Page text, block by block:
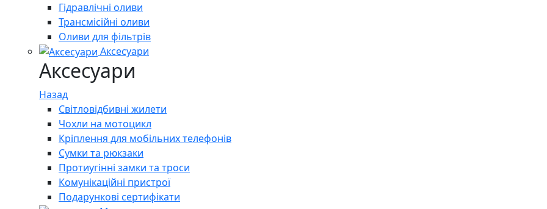
Гідравлічні оливи
Трансмісійні оливи
Оливи для фільтрів
Аксесуари
Аксесуари
Назад
Світловідбивні жилети
Чохли на мотоцикл
Кріплення для мобільних телефонів
Сумки та рюкзаки
Протиугінні замки та троси
Комунікаційні пристрої
Подарункові сертифікати